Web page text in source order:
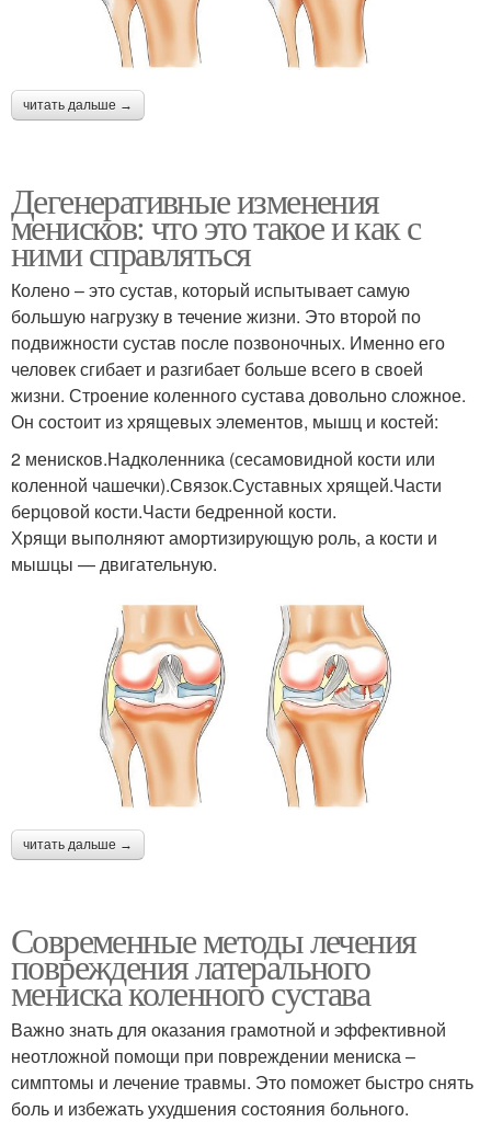
читать дальше →
Дегенеративные изменения
менисков: что это такое и как с
ними справляться
Колено – это сустав, который испытывает самую
большую нагрузку в течение жизни. Это второй по
подвижности сустав после позвоночных. Именно его
человек сгибает и разгибает больше всего в своей
жизни. Строение коленного сустава довольно сложное.
Он состоит из хрящевых элементов, мышц и костей:
2 менисков.Надколенника (сесамовидной кости или
коленной чашечки).Связок.Суставных хрящей.Части
берцовой кости.Части бедренной кости.
Хрящи выполняют амортизирующую роль, а кости и
мышцы — двигательную.
читать дальше →
Современные методы лечения
повреждения латерального
мениска коленного сустава
Важно знать для оказания грамотной и эффективной
неотложной помощи при повреждении мениска –
симптомы и лечение травмы. Это поможет быстро снять
боль и избежать ухудшения состояния больного.